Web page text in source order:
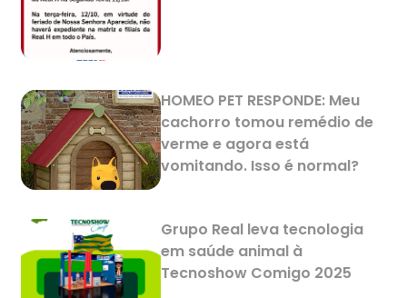
HOMEO PET RESPONDE: Meu
cachorro tomou remédio de
verme e agora está
vomitando. Isso é normal?
Grupo Real leva tecnologia
em saúde animal à
Tecnoshow Comigo 2025